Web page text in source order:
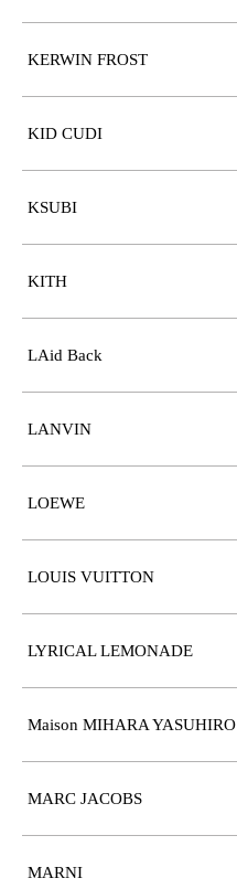
KERWIN FROST
KID CUDI
KSUBI
KITH
LAid Back
LANVIN
LOEWE
LOUIS VUITTON
LYRICAL LEMONADE
Maison MIHARA YASUHIRO
MARC JACOBS
MARNI